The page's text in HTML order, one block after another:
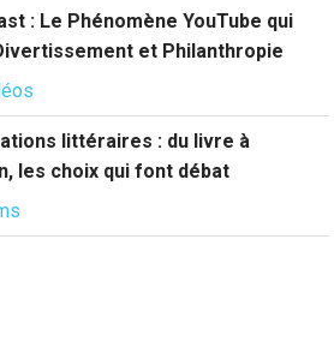
: Le Phénomène YouTube qui
et Philanthropie
littéraires : du livre à
les choix qui font débat